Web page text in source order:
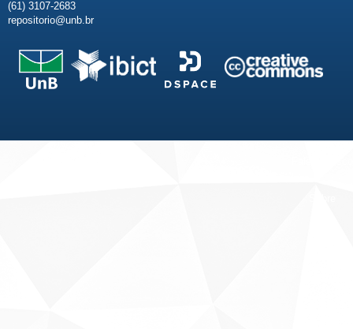
(61) 3107-2683
repositorio@unb.br